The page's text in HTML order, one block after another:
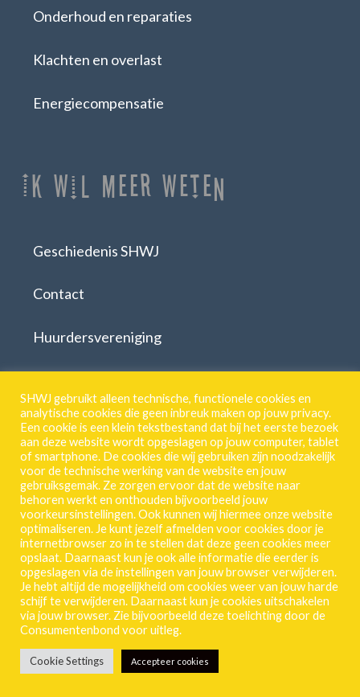
Onderhoud en reparaties
Klachten en overlast
Energiecompensatie
Ik Wil Meer Weten
Geschiedenis SHWJ
Contact
Huurdersvereniging
SHWJ.
Breestraat 55 | 2311 CJ | Leiden
071 513 46 18
Privacy-Verklaring
Frequente vragen
Vacature
Mijn SHWJ inloggen
SHWJ gebruikt alleen technische, functionele cookies en
analytische cookies die geen inbreuk maken op jouw privacy.
Een cookie is een klein tekstbestand dat bij het eerste bezoek
aan deze website wordt opgeslagen op jouw computer, tablet
of smartphone. De cookies die wij gebruiken zijn noodzakelijk
voor de technische werking van de website en jouw
gebruiksgemak. Ze zorgen ervoor dat de website naar
behoren werkt en onthouden bijvoorbeeld jouw
voorkeursinstellingen. Ook kunnen wij hiermee onze website
optimaliseren. Je kunt jezelf afmelden voor cookies door je
internetbrowser zo in te stellen dat deze geen cookies meer
opslaat. Daarnaast kun je ook alle informatie die eerder is
opgeslagen via de instellingen van jouw browser verwijderen.
Je hebt altijd de mogelijkheid om cookies weer van jouw harde
schijf te verwijderen. Daarnaast kun je cookies uitschakelen
via jouw browser. Zie bijvoorbeeld deze toelichting door de
Consumentenbond voor uitleg.
Cookie Settings Accepteer cookies